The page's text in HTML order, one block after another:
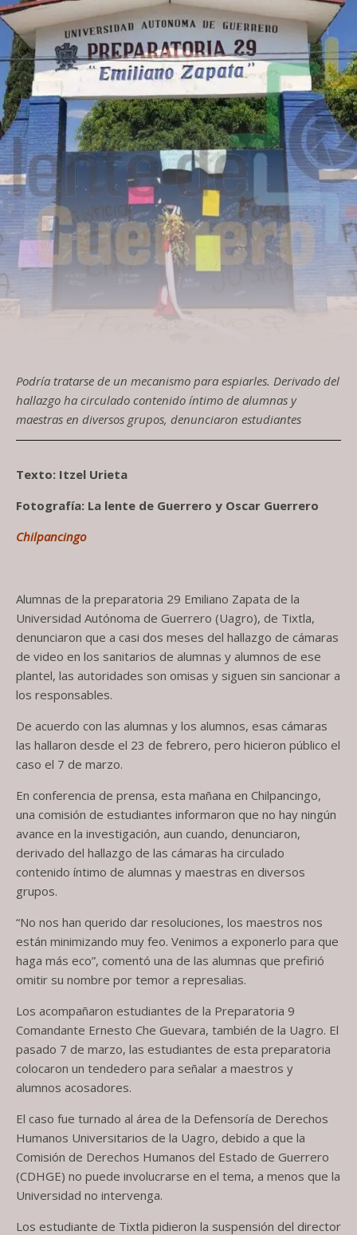
Podría tratarse de un mecanismo para espiarles. Derivado del
hallazgo ha circulado contenido íntimo de alumnas y
maestras en diversos grupos, denunciaron estudiantes
Texto: Itzel Urieta
Fotografía: La lente de Guerrero y Oscar Guerrero
Chilpancingo
Alumnas de la preparatoria 29 Emiliano Zapata de la
Universidad Autónoma de Guerrero (Uagro), de Tixtla,
denunciaron que a casi dos meses del hallazgo de cámaras
de video en los sanitarios de alumnas y alumnos de ese
plantel, las autoridades son omisas y siguen sin sancionar a
los responsables.
De acuerdo con las alumnas y los alumnos, esas cámaras
las hallaron desde el 23 de febrero, pero hicieron público el
caso el 7 de marzo.
En conferencia de prensa, esta mañana en Chilpancingo,
una comisión de estudiantes informaron que no hay ningún
avance en la investigación, aun cuando, denunciaron,
derivado del hallazgo de las cámaras ha circulado
contenido íntimo de alumnas y maestras en diversos
grupos.
“No nos han querido dar resoluciones, los maestros nos
están minimizando muy feo. Venimos a exponerlo para que
haga más eco”, comentó una de las alumnas que prefirió
omitir su nombre por temor a represalias.
Los acompañaron estudiantes de la Preparatoria 9
Comandante Ernesto Che Guevara, también de la Uagro. El
pasado 7 de marzo, las estudiantes de esta preparatoria
colocaron un tendedero para señalar a maestros y
alumnos acosadores.
El caso fue turnado al área de la Defensoría de Derechos
Humanos Universitarios de la Uagro, debido a que la
Comisión de Derechos Humanos del Estado de Guerrero
(CDHGE) no puede involucrarse en el tema, a menos que la
Universidad no intervenga.
Los estudiante de Tixtla pidieron la suspensión del director